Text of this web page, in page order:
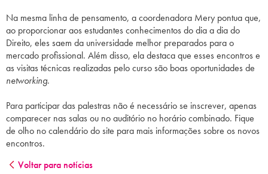
Na mesma linha de pensamento, a coordenadora Mery pontua que,
ao proporcionar aos estudantes conhecimentos do dia a dia do
Direito, eles saem da universidade melhor preparados para o
mercado profissional. Além disso, ela destaca que esses encontros e
as visitas técnicas realizadas pelo curso são boas oportunidades de
networking.
Para participar das palestras não é necessário se inscrever, apenas
comparecer nas salas ou no auditório no horário combinado. Fique
de olho no calendário do site para mais informações sobre os novos
encontros.
Voltar para notícias